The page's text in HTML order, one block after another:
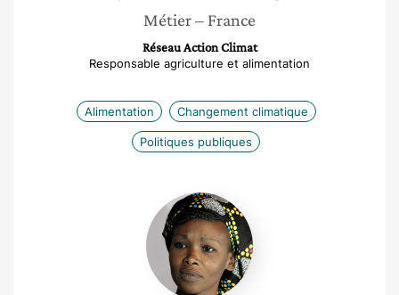
Métier– France
Réseau Action Climat
Responsable agriculture et alimentation
Alimentation Changement climatique
Politiques publiques
Coumbaly
Diaw